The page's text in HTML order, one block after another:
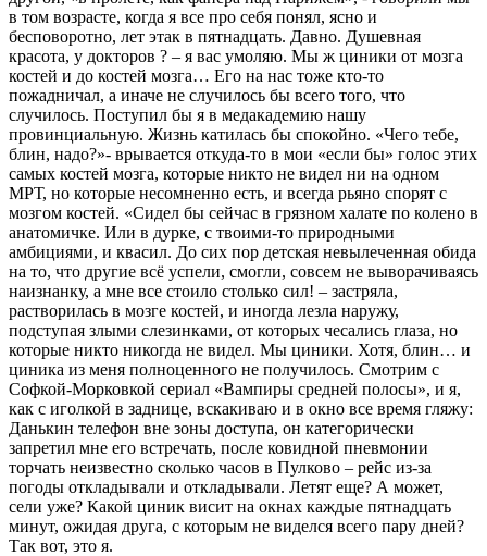
в том возрасте, когда я все про себя понял, ясно и
бесповоротно, лет этак в пятнадцать. Давно. Душевная
красота, у докторов ? – я вас умоляю. Мы ж циники от мозга
костей и до костей мозга… Его на нас тоже кто-то
пожадничал, а иначе не случилось бы всего того, что
случилось. Поступил бы я в медакадемию нашу
провинциальную. Жизнь катилась бы спокойно. «Чего тебе,
блин, надо?»- врывается откуда-то в мои «если бы» голос этих
самых костей мозга, которые никто не видел ни на одном
МРТ, но которые несомненно есть, и всегда рьяно спорят с
мозгом костей. «Сидел бы сейчас в грязном халате по колено в
анатомичке. Или в дурке, с твоими-то природными
амбициями, и квасил. До сих пор детская невылеченная обида
на то, что другие всё успели, смогли, совсем не выворачиваясь
наизнанку, а мне все стоило столько сил! – застряла,
растворилась в мозге костей, и иногда лезла наружу,
подступая злыми слезинками, от которых чесались глаза, но
которые никто никогда не видел. Мы циники. Хотя, блин… и
циника из меня полноценного не получилось. Смотрим с
Софкой-Морковкой сериал «Вампиры средней полосы», и я,
как с иголкой в заднице, вскакиваю и в окно все время гляжу:
Данькин телефон вне зоны доступа, он категорически
запретил мне его встречать, после ковидной пневмонии
торчать неизвестно сколько часов в Пулково – рейс из-за
погоды откладывали и откладывали. Летят еще? А может,
сели уже? Какой циник висит на окнах каждые пятнадцать
минут, ожидая друга, с которым не виделся всего пару дней?
Так вот, это я.